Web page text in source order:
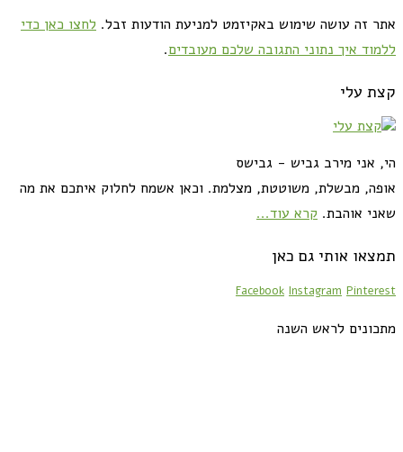
אתר זה עושה שימוש באקיזמט למניעת הודעות זבל. לחצו כאן כדי
ללמוד איך נתוני התגובה שלכם מעובדים.
קצת עלי
הי, אני מירב גביש - גבישס
אופה, מבשלת, משוטטת, מצלמת. וכאן אשמח לחלוק איתכם את מה
שאני אוהבת. קרא עוד...
תמצאו אותי גם כאן
Facebook Instagram Pinterest
מתכונים לראש השנה